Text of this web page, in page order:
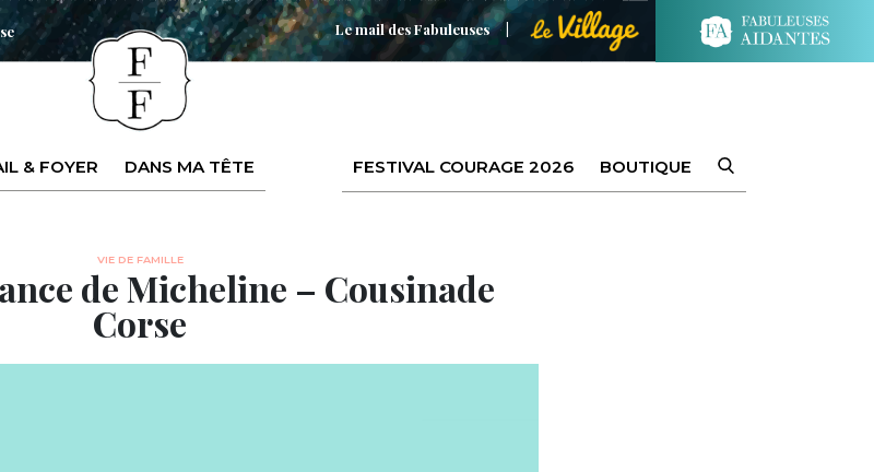
Le mail des Fabuleuses
& FOYER DANS MA TÊTE FESTIVAL COURAGE 2026 BOUTIQUE
VIE DE FAMILLE
de Micheline – Cousinade
Corse